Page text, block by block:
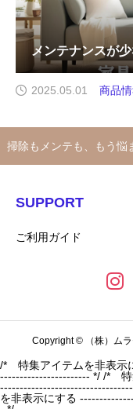
メンテナンスが
2025.05.01 商品
掃除もメンテも、もう悩
SUPPORT
ご利用ガイド
Copyright © （株）ム
/* 特集アイテムを非表示
----------------------- */ /* 特
を非表示にする